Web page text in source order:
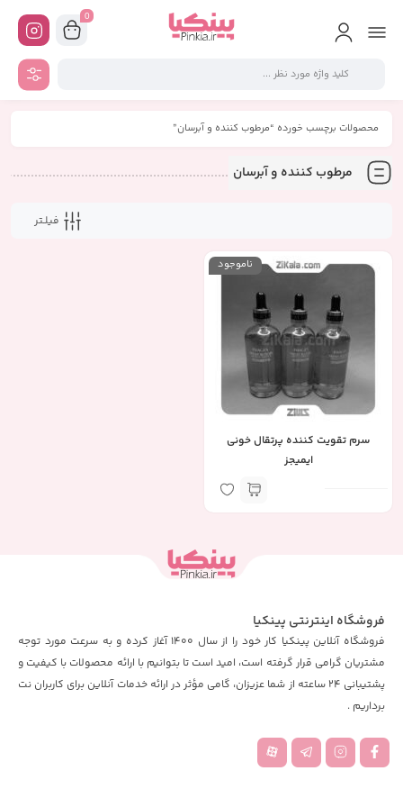
0
محصولات برچسب خورده “مرطوب کننده و آبرسان”
مرطوب کننده و آبرسان
فیلـتر
ناموجود
سرم تقویت کننده پرتقال خونی
ایمیجز
فروشگاه اینترنتی پینکیا
فروشگاه آنلاین پینکیا کار خود را از سال 1400 آغاز کرده و به سرعت مورد توجه
مشتریان گرامی قرار گرفته است، امید است تا بتوانیم با ارائه محصولات با کیفیت و
پشتیبانی 24 ساعته از شما عزیزان، گامی مؤثر در ارائه خدمات آنلاین برای کاربران نت
برداریم .